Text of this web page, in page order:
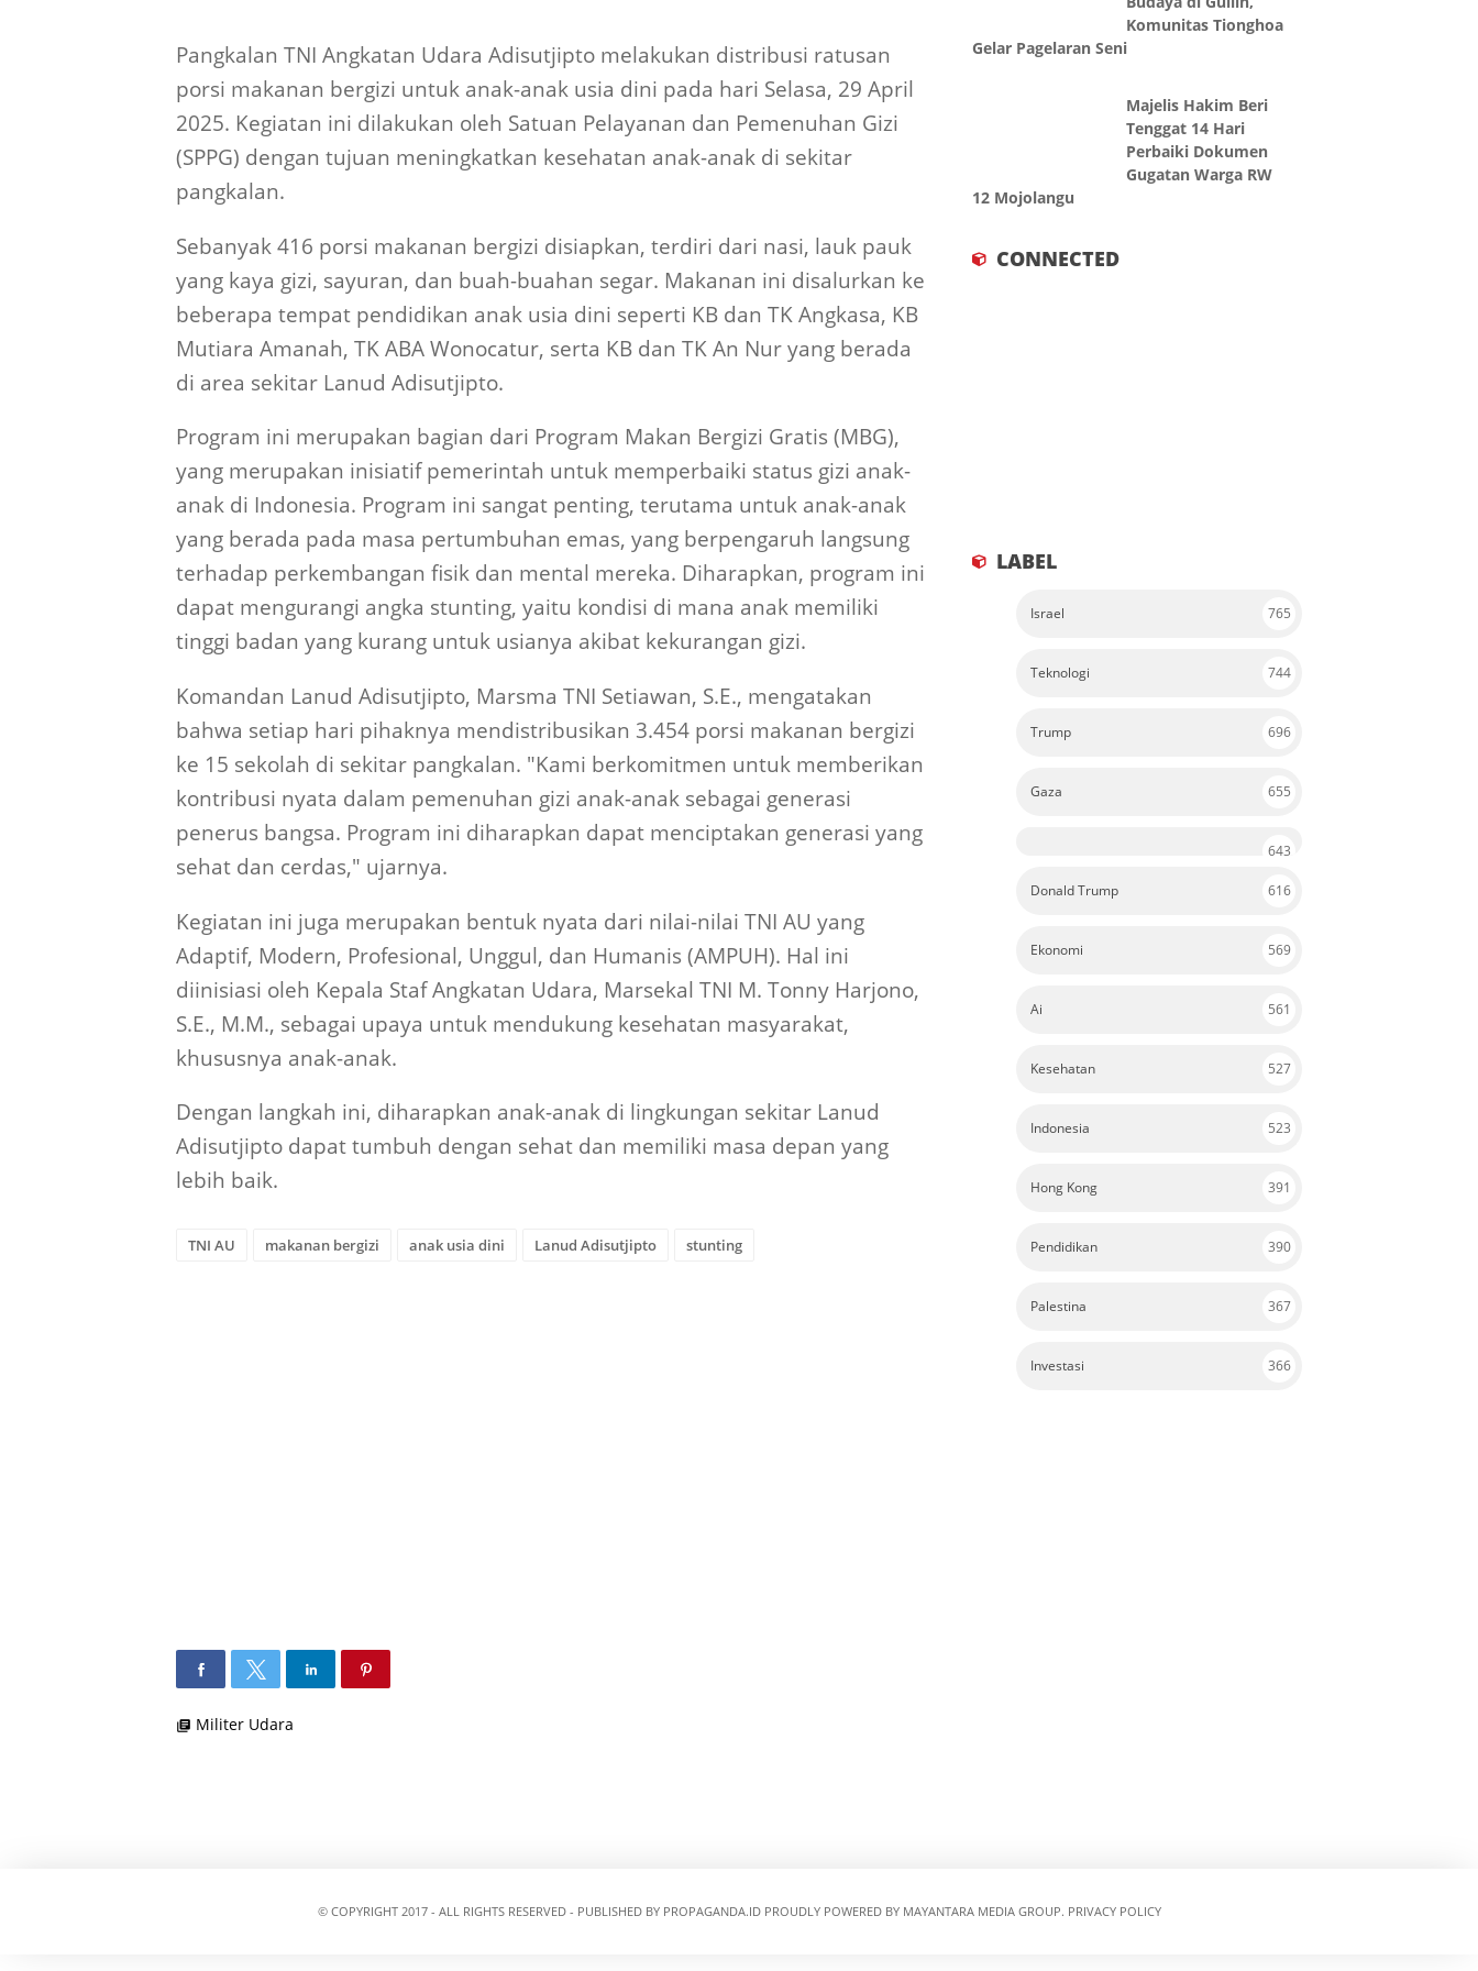
Pangkalan TNI Angkatan Udara Adisutjipto melakukan distribusi ratusan
porsi makanan bergizi untuk anak-anak usia dini pada hari Selasa, 29 April
2025. Kegiatan ini dilakukan oleh Satuan Pelayanan dan Pemenuhan Gizi
(SPPG) dengan tujuan meningkatkan kesehatan anak-anak di sekitar
pangkalan.
Sebanyak 416 porsi makanan bergizi disiapkan, terdiri dari nasi, lauk pauk
yang kaya gizi, sayuran, dan buah-buahan segar. Makanan ini disalurkan ke
beberapa tempat pendidikan anak usia dini seperti KB dan TK Angkasa, KB
Mutiara Amanah, TK ABA Wonocatur, serta KB dan TK An Nur yang berada
di area sekitar Lanud Adisutjipto.
Program ini merupakan bagian dari Program Makan Bergizi Gratis (MBG),
yang merupakan inisiatif pemerintah untuk memperbaiki status gizi anak-
anak di Indonesia. Program ini sangat penting, terutama untuk anak-anak
yang berada pada masa pertumbuhan emas, yang berpengaruh langsung
terhadap perkembangan fisik dan mental mereka. Diharapkan, program ini
dapat mengurangi angka stunting, yaitu kondisi di mana anak memiliki
tinggi badan yang kurang untuk usianya akibat kekurangan gizi.
Komandan Lanud Adisutjipto, Marsma TNI Setiawan, S.E., mengatakan
bahwa setiap hari pihaknya mendistribusikan 3.454 porsi makanan bergizi
ke 15 sekolah di sekitar pangkalan. "Kami berkomitmen untuk memberikan
kontribusi nyata dalam pemenuhan gizi anak-anak sebagai generasi
penerus bangsa. Program ini diharapkan dapat menciptakan generasi yang
sehat dan cerdas," ujarnya.
Kegiatan ini juga merupakan bentuk nyata dari nilai-nilai TNI AU yang
Adaptif, Modern, Profesional, Unggul, dan Humanis (AMPUH). Hal ini
diinisiasi oleh Kepala Staf Angkatan Udara, Marsekal TNI M. Tonny Harjono,
S.E., M.M., sebagai upaya untuk mendukung kesehatan masyarakat,
khususnya anak-anak.
Dengan langkah ini, diharapkan anak-anak di lingkungan sekitar Lanud
Adisutjipto dapat tumbuh dengan sehat dan memiliki masa depan yang
lebih baik.
TNI AU makanan bergizi anak usia dini Lanud Adisutjipto stunting
library_books Militer Udara
Komunitas Tionghoa
Gelar Pagelaran Seni
Majelis Hakim Beri
Tenggat 14 Hari
Perbaiki Dokumen
Gugatan Warga RW
12 Mojolangu
CONNECTED
LABEL
Israel 765
Teknologi 744
Trump 696
Gaza 655
643
Donald Trump 616
Ekonomi 569
Ai 561
Kesehatan 527
Indonesia 523
Hong Kong 391
Pendidikan 390
Palestina 367
Investasi 366
© COPYRIGHT 2017 - ALL RIGHTS RESERVED - PUBLISHED BY PROPAGANDA.IDPROUDLY POWERED BY MAYANTARA MEDIA GROUP. PRIVACY POLICY